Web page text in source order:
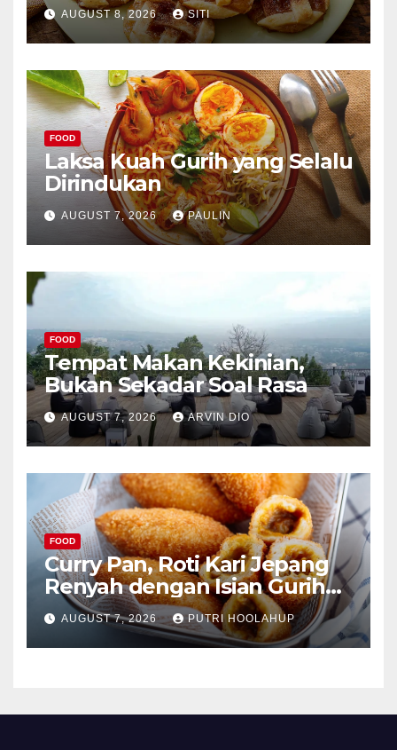
AUGUST 8, 2026 SITI
FOOD
Laksa Kuah Gurih yang Selalu
Dirindukan
AUGUST 7, 2026 PAULIN
FOOD
Tempat Makan Kekinian,
Bukan Sekadar Soal Rasa
AUGUST 7, 2026 ARVIN DIO
FOOD
Curry Pan, Roti Kari Jepang
Renyah dengan Isian Gurih
Menggoda
AUGUST 7, 2026 PUTRI HOOLAHUP